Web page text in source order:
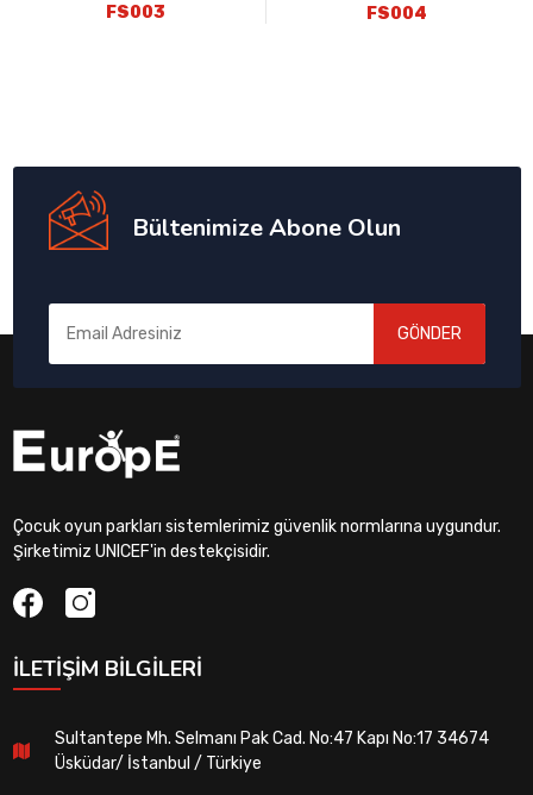
FS003 FS004
Bültenimize Abone Olun
GÖNDER
Çocuk oyun parkları sistemlerimiz güvenlik normlarına uygundur.
Şirketimiz UNICEF'in destekçisidir.
İLETIŞIM BILGILERI
Sultantepe Mh. Selmanı Pak Cad. No:47 Kapı No:17 34674
Üsküdar/ İstanbul / Türkiye